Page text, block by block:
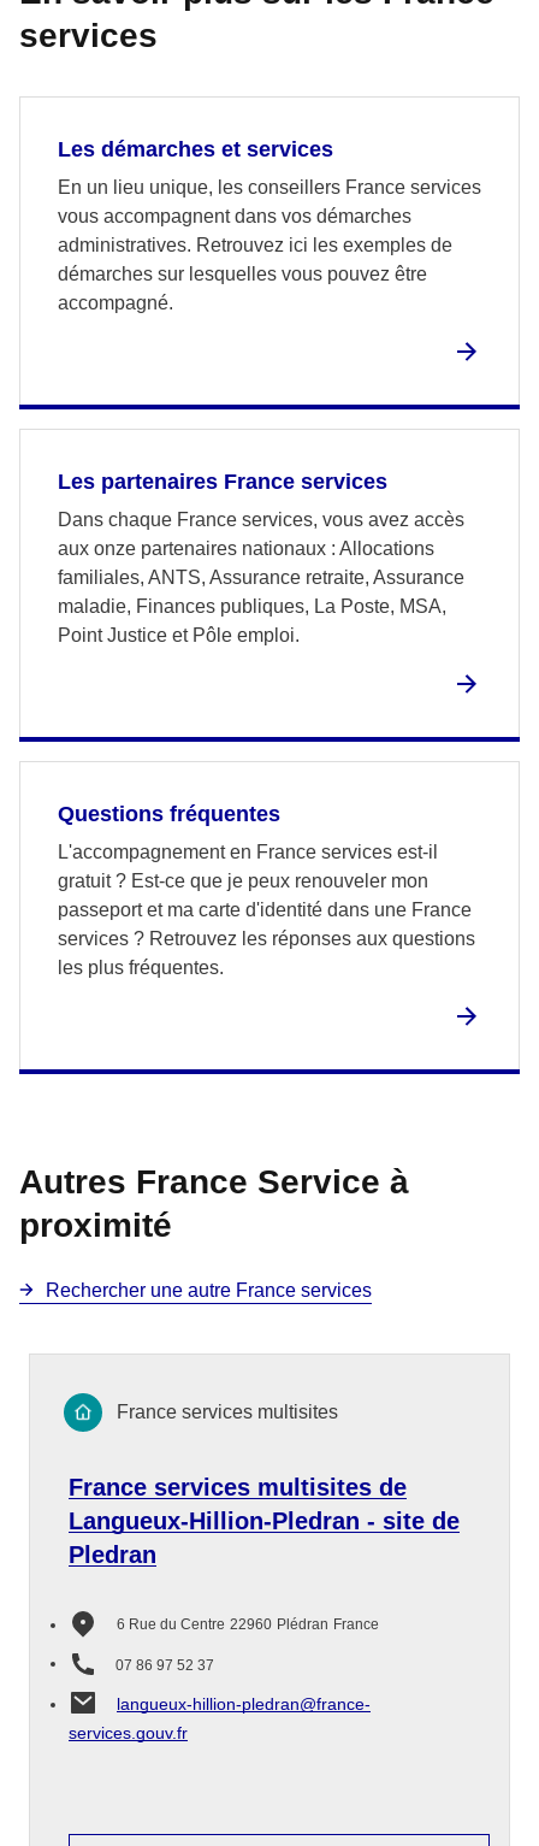
services
Les démarches et services
En un lieu unique, les conseillers France services
vous accompagnent dans vos démarches
administratives. Retrouvez ici les exemples de
démarches sur lesquelles vous pouvez être
accompagné.
Les partenaires France services
Dans chaque France services, vous avez accès
aux onze partenaires nationaux : Allocations
familiales, ANTS, Assurance retraite, Assurance
maladie, Finances publiques, La Poste, MSA,
Point Justice et Pôle emploi.
Questions fréquentes
L'accompagnement en France services est-il
gratuit ? Est-ce que je peux renouveler mon
passeport et ma carte d'identité dans une France
services ? Retrouvez les réponses aux questions
les plus fréquentes.
Autres France Service à
proximité
Rechercher une autre France services
France services multisites de
Langueux-Hillion-Pledran - site de
Pledran
6 Rue du Centre 22960 Plédran France
07 86 97 52 37
langueux-hillion-pledran@france-
services.gouv.fr
France services multisites